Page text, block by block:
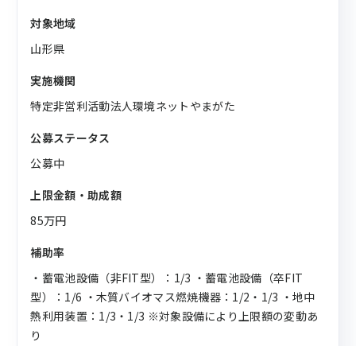
対象地域
山形県
実施機関
特定非営利活動法人環境ネットやまがた
公募ステータス
公募中
上限金額・助成額
85万円
補助率
・蓄電池設備（非FIT型）：1/3 ・蓄電池設備（卒FIT
型）：1/6 ・木質バイオマス燃焼機器：1/2・1/3 ・地中
熱利用装置：1/3・1/3 ※対象設備により上限額の変動あ
り